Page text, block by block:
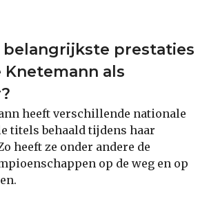
belangrijkste prestaties
Knetemann als
heeft verschillende nationale
titels behaald tijdens haar
heeft ze onder andere de
op de weg en op